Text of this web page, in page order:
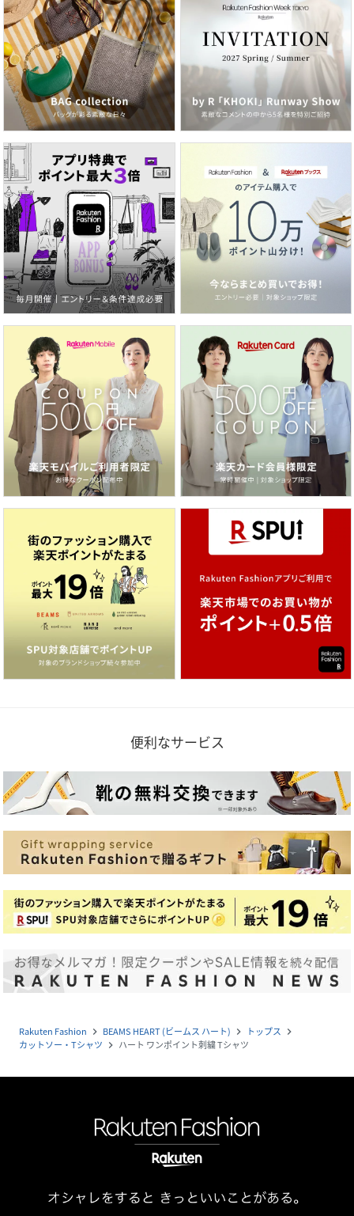
便利なサービス
Rakuten Fashion navigate_next BEAMS HEART (ビームス ハート) navigate_next トップス navigate_next
カットソー・Tシャツ navigate_next ハート ワンポイント刺繍 Tシャツ